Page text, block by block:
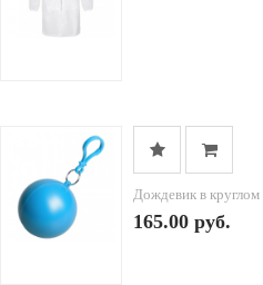
Дождевик в
165.00 руб.